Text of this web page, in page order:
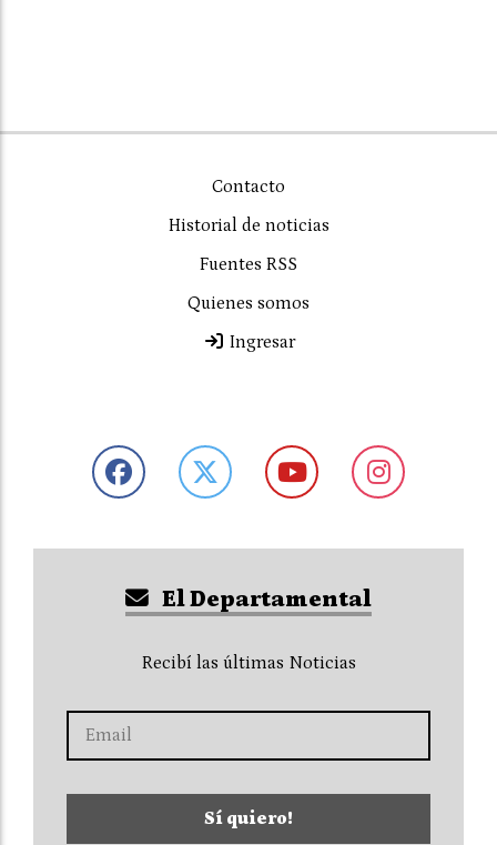
Contacto
Historial de noticias
Fuentes RSS
Quienes somos
Ingresar
El Departamental
Recibí las últimas Noticias
Sí quiero!